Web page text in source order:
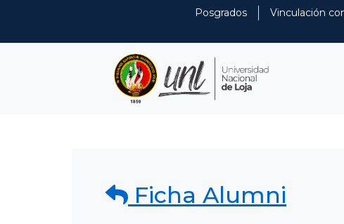
Posgrados Vinculación
Ficha Alumni